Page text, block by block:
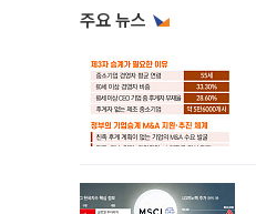
주요 뉴스